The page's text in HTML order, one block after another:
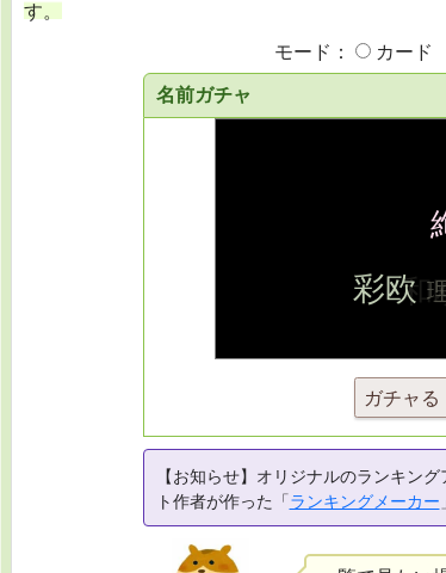
す。
モード：
カード
名前ガチャ
ガチャる
【お知らせ】オリジナルのランキン
ト作者が作った「ランキングメーカー